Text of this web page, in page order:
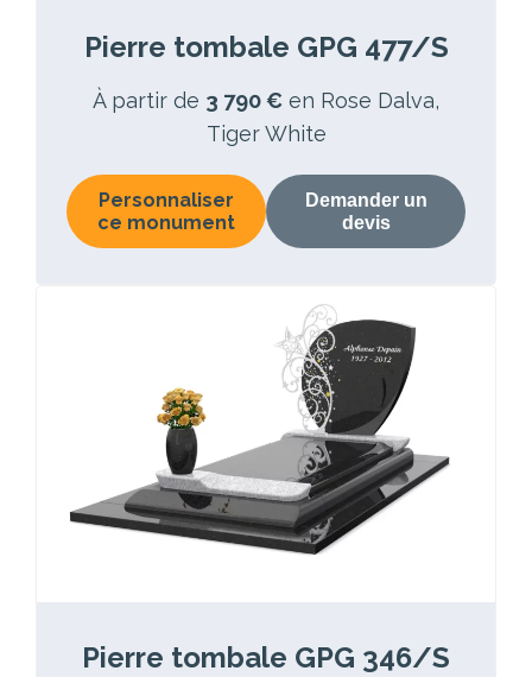
Pierre tombale GPG 477/S
À partir de 3 790 € en Rose Dalva,
Tiger White
Personnaliser
ce monument
Demander un
devis
Pierre tombale GPG 346/S